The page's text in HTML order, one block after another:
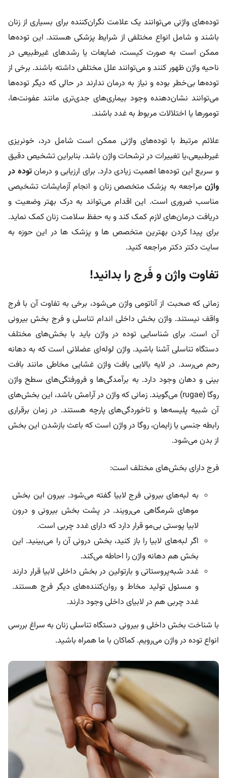
توده‌های واژنی می‌توانند یک علامت نگران‌کننده برای بسیاری از زنان
باشند و شامل انواع مختلفی از شرایط پزشکی هستند. این توده‌ها
ممکن است به صورت کیست، ضایعات یا رشدهای غیرطبیعی در
ناحیه واژن ظهور کنند و می‌توانند علل مختلفی داشته باشند. برخی از
توده‌ها بی‌خطر بوده و نیاز به درمان ندارند در حالی که دیگر توده‌ها
می‌توانند نشان‌دهنده وجود بیماری‌های جدی‌تری مانند عفونت‌ها،
تومورها یا اختلالات مربوط به غدد باشند.
علائم مرتبط با توده‌های واژنی ممکن است شامل درد، خونریزی
غیرطبیعی،یا تغییرات در ترشحات واژن باشد. بنابراین تشخیص دقیق
و سریع این توده‌ها اهمیت زیادی دارد. برای ارزیابی و درمانتوده در
واژن مراجعه به پزشک متخصص زنان و انجام آزمایشات تشخیصی
مناسب ضروری است. این اقدام می‌تواند به درک بهتر وضعیت و
دریافت درمان‌های لازم کمک کند و به حفظ سلامت زنان کمک نماید.
برای پیدا کردن بهترین متخصص ها و پزشک ها در این حوزه به
سایت دکتر دکتر مراجعه کنید.
تفاوت واژن و فَرج را بدانید!
زمانی که صحبت از آناتومی واژن می‌شود، برخی به تفاوت آن با فرج
واقف نیستند. واژن بخش داخلی اندام تناسلی و فرج بخش بیرونی
آن است. برای شناسایی توده در واژن باید با بخش‌های مختلف
دستگاه تناسلی آشنا باشید. واژن لوله‌ای عضلانی است که به دهانه
رحم می‌رسد. در لایه بالایی بافت واژن غشایی مخاطی مانند بافت
بینی و دهان وجود دارد. به برآمدگی‌ها و فرورفتگی‌های سطح واژن
روگا (rugae) می‌گویند. زمانی که واژن در آرامش باشد، این بخش‌های
آن شبیه پلیسه‌ها و تاخوردگی‌های پارچه هستند. در زمان برقراری
رابطه جنسی یا زایمان، روگا در واژن است که باعث بازشدن این بخش
از بدن می‌شود.
فرج دارای بخش‌های مختلف است:
به لبه‌های بیرونی فرج لابیا گفته می‌شود. بیرون این بخش
موهای شرمگاهی می‌رویند. در پشت بخش بیرونی و درون
لابیا پوستی بی‌مو قرار دارد که دارای غدد چربی است.
اگر لبه‌های لابیا را باز کنید، بخش درونی آن را می‌بینید. این
بخش هم دهانه واژن را احاطه می‌کند.
غدد شبه‌پروستاتی و بارتولین در بخش داخلی لابیا قرار دارند
و مسئول تولید مخاط و روان‌کننده‌های دیگر فرج هستند.
غدد چربی هم در لابیای داخلی وجود دارند.
با شناخت بخش داخلی و بیرونی دستگاه تناسلی زنان به سراغ بررسی
انواع توده در واژن می‌رویم. کماکان با ما همراه باشید.